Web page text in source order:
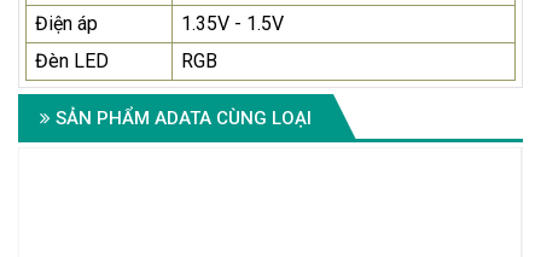
Điện áp
1.35V - 1.5V
Đèn LED
RGB
SẢN PHẨM ADATA CÙNG LOẠI